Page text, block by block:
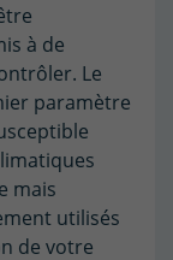
à de
Le
paramètre
mais
utilisés
de votre